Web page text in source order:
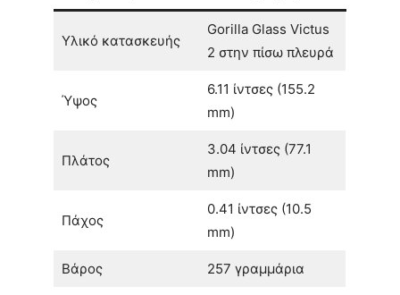
Υλικό κατασκευής
Gorilla Glass Victus
2 στην πίσω πλευρά
Ύψος
6.11 ίντσες (155.2
mm)
Πλάτος
3.04 ίντσες (77.1
mm)
Πάχος
0.41 ίντσες (10.5
mm)
Βάρος 257 γραμμάρια